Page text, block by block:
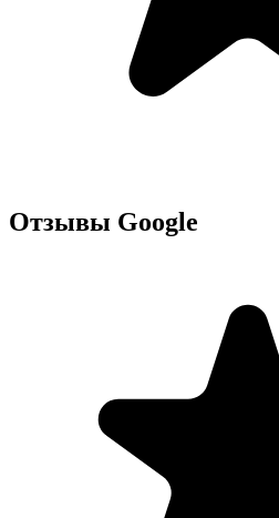
Отзывы Google